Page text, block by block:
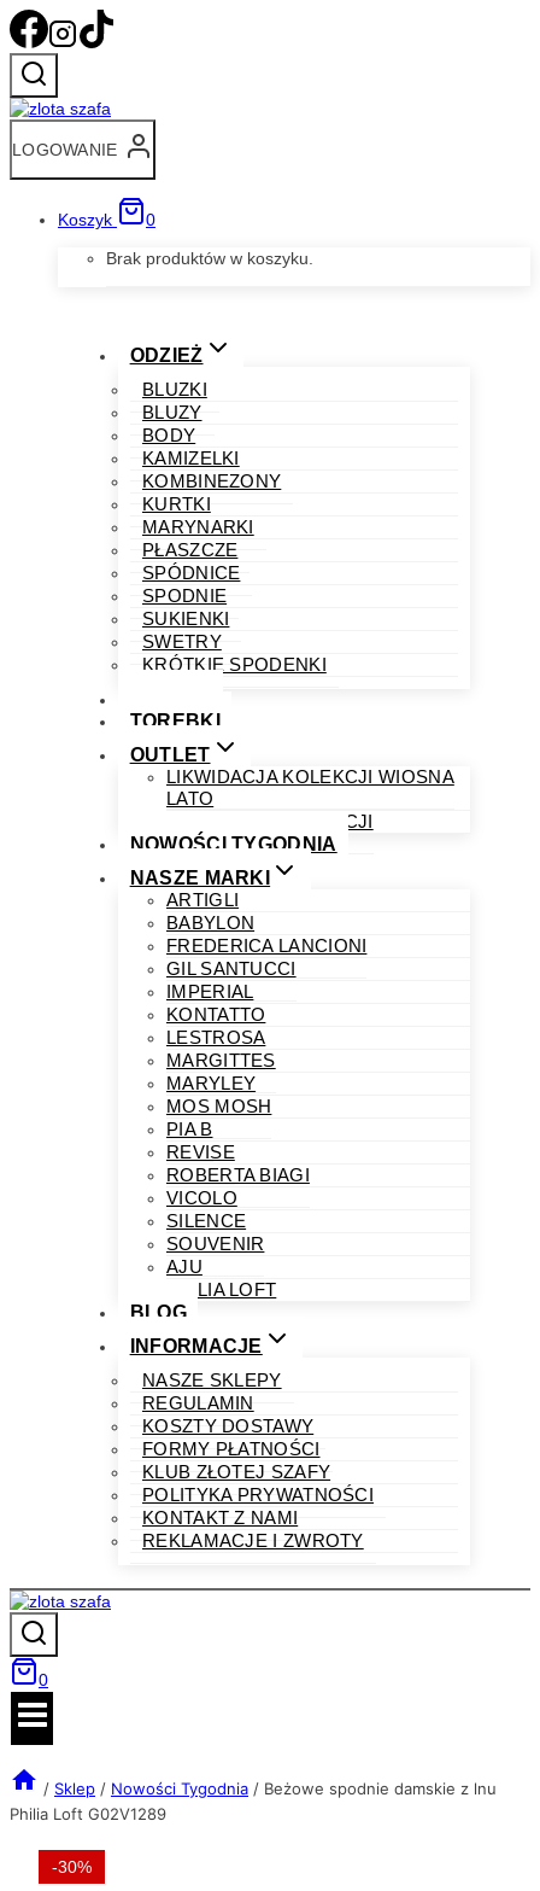
Przejdź
do
treści
LOGOWANIE
Koszyk
0
Brak produktów w koszyku.
ODZIEŻ
BLUZKI
BLUZY
BODY
KAMIZELKI
KOMBINEZONY
KURTKI
MARYNARKI
PŁASZCZE
SPÓDNICE
SPODNIE
SUKIENKI
SWETRY
KRÓTKIE SPODENKI
TOREBKI
OUTLET
LIKWIDACJA KOLEKCJI WIOSNA
LATO
LIKWIDACJA KOLEKCJI
NOWOŚCI TYGODNIA
NASZE MARKI
ARTIGLI
BABYLON
FREDERICA LANCIONI
GIL SANTUCCI
IMPERIAL
KONTATTO
LESTROSA
MARGITTES
MARYLEY
MOS MOSH
PIA B
REVISE
ROBERTA BIAGI
VICOLO
SILENCE
SOUVENIR
AJU
PHILIA LOFT
BLOG
INFORMACJE
NASZE SKLEPY
REGULAMIN
KOSZTY DOSTAWY
FORMY PŁATNOŚCI
KLUB ZŁOTEJ SZAFY
POLITYKA PRYWATNOŚCI
KONTAKT Z NAMI
REKLAMACJE I ZWROTY
0
/ Sklep / Nowości Tygodnia / Beżowe spodnie damskie z lnu
Philia Loft G02V1289
-30%